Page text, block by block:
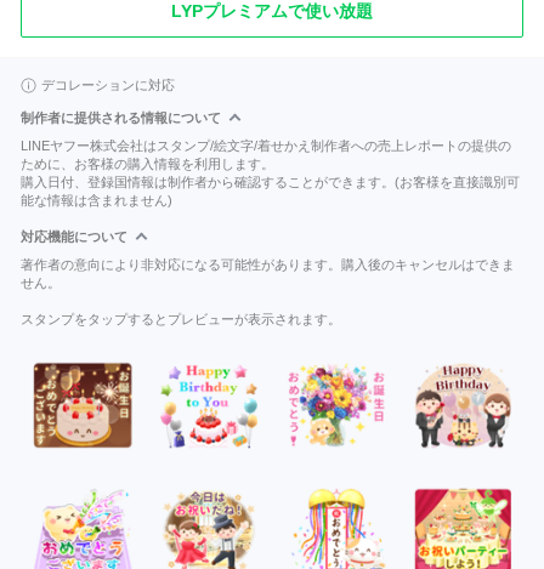
LYPプレミアムで使い放題
デコレーションに対応
制作者に提供される情報について
LINEヤフー株式会社はスタンプ/絵文字/着せかえ制作者への売上レポートの提供の
ために、お客様の購入情報を利用します。
購入日付、登録国情報は制作者から確認することができます。(お客様を直接識別可
能な情報は含まれません)
対応機能について
著作者の意向により非対応になる可能性があります。購入後のキャンセルはできま
せん。
スタンプをタップするとプレビューが表示されます。